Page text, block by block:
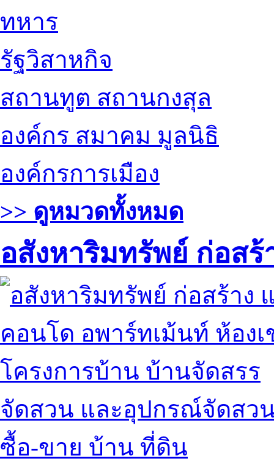
ทหาร
รัฐวิสาหกิจ
สถานทูต สถานกงสุล
องค์กร สมาคม มูลนิธิ
องค์กรการเมือง
>> ดูหมวดทั้งหมด
อสังหาริมทรัพย์ ก่อส
คอนโด อพาร์ทเม้นท์ ห้องเ
โครงการบ้าน บ้านจัดสรร
จัดสวน และอุปกรณ์จัดสว
ซื้อ-ขาย บ้าน ที่ดิน